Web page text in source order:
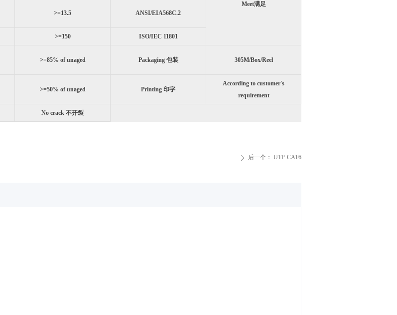
ꄲ 后一个： UTP-CAT6
Meet满足
>=13.5 ANSI/EIA568C.2
>=150 ISO/IEC 11801
>=85% of unaged Packaging 包装 305M/Box/Reel
>=50% of unaged Printing 印字
According to customer's
requirement
No crack 不开裂